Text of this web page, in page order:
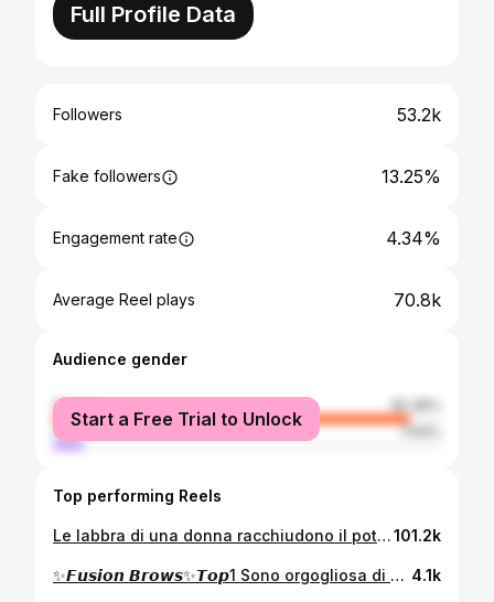
Full Profile Data
Followers 53.2k
Fake followers 13.25%
Engagement rate 4.34%
Average Reel plays 70.8k
Audience gender
female
92.36%
male
7.64%
Start a Free Trial to Unlock
Top performing Reels
Le labbra di una donna racchiudono il potere della sensualità più autentica … esprimono un tocco di mistero senza parlare , sussurrando emozioni che vanno oltre le parole🫦 #lips #philips #sensulaità #emozioni #ilincadobrea101.2k
✨️𝙁𝙪𝙨𝙞𝙤𝙣 𝘽𝙧𝙤𝙬𝙨✨️𝙏𝙤𝙥1 Sono orgogliosa di essere la prima Master in Italia a creare una tecnica per sopracciglia esclusiva nel quadro della #phiacadmey . Questa tecnica innovativa, altamente versatile e strutturata per adattarsi a tutte le tipologie di pelle, rappresenta un grande passo avanti nel mondo del PMU. È un onore far parte della più grande accademia al mondo e contribuire con una tecnica che ha il potenziale di rivoluzionare il settore. Un sentito grazie a @branko_babic_phiacademy per aver reso tutto questo possibile e per aver accolto la 𝙁𝙪𝙨𝙞𝙤𝙣 𝘽𝙧𝙤𝙬𝙨 nei tuoi insegnamenti d'eccellenza. #FusionBrows #top1 #phiacadmey #brankobabic #ilincadobrea #pmu #corsimicroblading #corsipmu 4.1k